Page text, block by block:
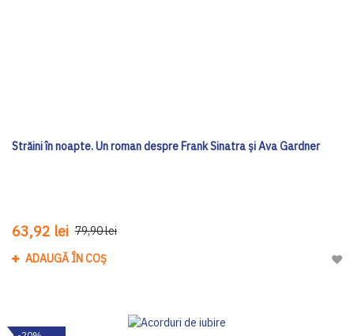
Străini în noapte. Un roman despre Frank Sinatra și Ava Gardner
63,92 lei 79,90 lei
ADAUGĂ ÎN COȘ